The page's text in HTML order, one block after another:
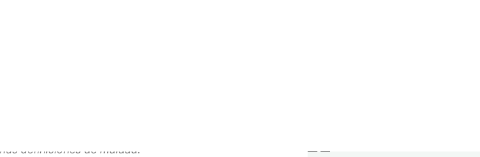
Duhm su libro “La Matriz Sagrada” (2005). Le siguen
¿qué hacer para detener la violencia global e iniciar
el autor integra diversas fuentes de conocimiento
como holografía, espiritualidad, ecología o teoría
un ser humano “conmovido fundamentalmente”. Y es
actual. Duhm:
de mano incluso en los más recónditos sótanos
definiciones de maldad.”